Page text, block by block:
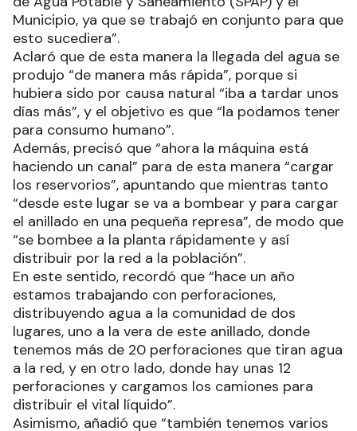
Municipio, ya que se trabajó en conjunto para que
esto sucediera”.
Aclaró que de esta manera la llegada del agua se
produjo “de manera más rápida”, porque si
hubiera sido por causa natural “iba a tardar unos
días más”, y el objetivo es que “la podamos tener
para consumo humano”.
Además, precisó que “ahora la máquina está
haciendo un canal” para de esta manera “cargar
los reservorios”, apuntando que mientras tanto
“desde este lugar se va a bombear y para cargar
el anillado en una pequeña represa”, de modo que
“se bombee a la planta rápidamente y así
distribuir por la red a la población”.
En este sentido, recordó que “hace un año
estamos trabajando con perforaciones,
distribuyendo agua a la comunidad de dos
lugares, uno a la vera de este anillado, donde
tenemos más de 20 perforaciones que tiran agua
a la red, y en otro lado, donde hay unas 12
perforaciones y cargamos los camiones para
distribuir el vital líquido”.
Asimismo, añadió que “también tenemos varios